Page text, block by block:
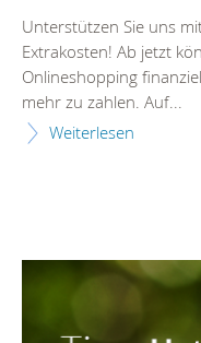
Unterstützen Sie uns
Extrakosten! Ab jetzt
Onlineshopping
mehr zu zahlen. Auf...
Weiterlesen